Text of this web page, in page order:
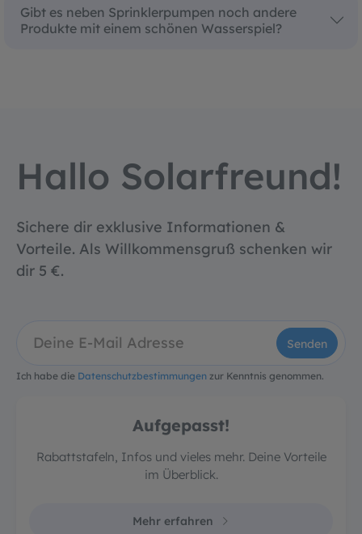
Gibt es neben Sprinklerpumpen noch andere
Produkte mit einem schönen Wasserspiel?
Hallo Solarfreund!
Sichere dir exklusive Informationen &
Vorteile. Als Willkommensgruß schenken wir
dir 5 €.
Senden
Ich habe die Datenschutzbestimmungen zur Kenntnis genommen.
Aufgepasst!
Rabattstafeln, Infos und vieles mehr. Deine Vorteile
im Überblick.
Mehr erfahren